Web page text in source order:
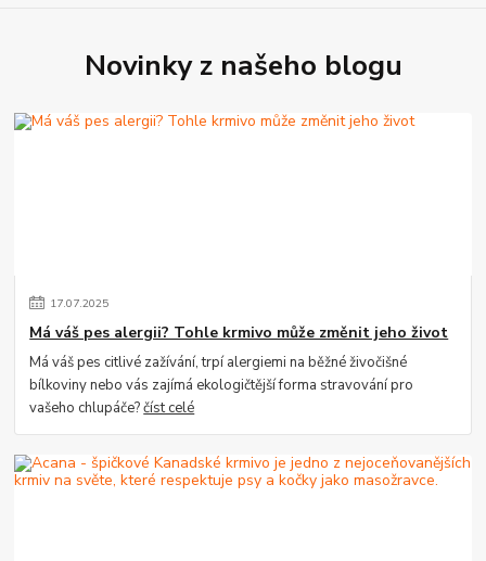
Novinky z našeho blogu
17.07.2025
Má váš pes alergii? Tohle krmivo může změnit jeho život
Má váš pes citlivé zažívání, trpí alergiemi na běžné živočišné
bílkoviny nebo vás zajímá ekologičtější forma stravování pro
vašeho chlupáče?číst celé